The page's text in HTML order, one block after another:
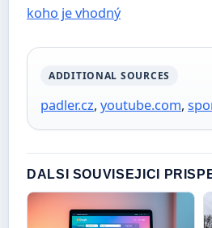
koho je vhodný
ADDITIONAL SOURCES
padler.cz, youtube.com,
DALSI SOUVISEJICI